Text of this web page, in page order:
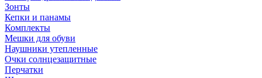
Зонты
Кепки и панамы
Комплекты
Мешки для обуви
Наушники утепленные
Очки солнцезащитные
Перчатки